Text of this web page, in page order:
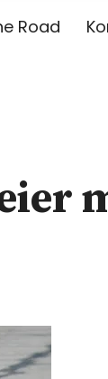
Road